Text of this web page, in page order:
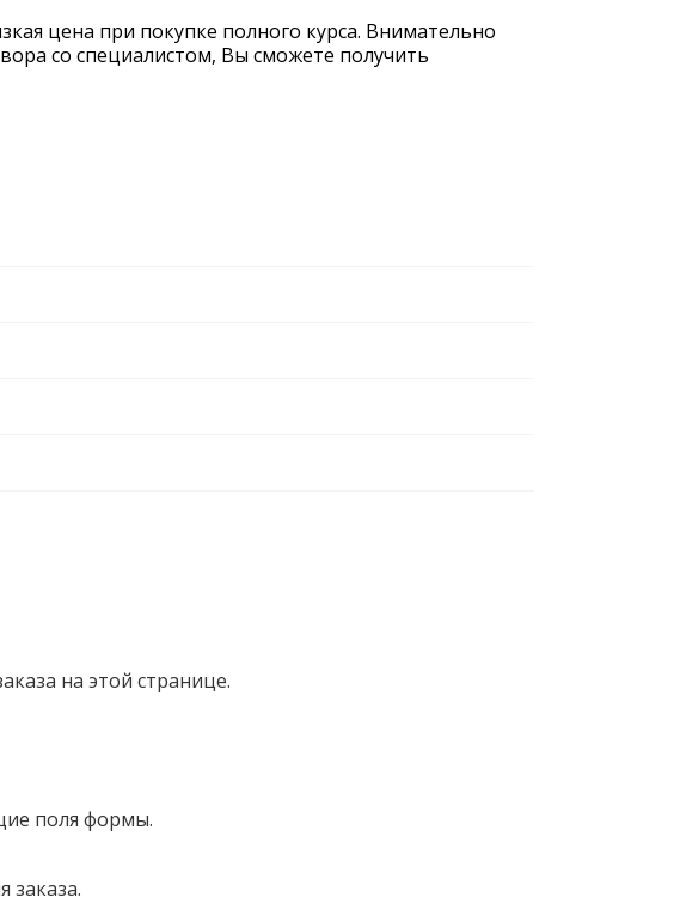
цена при покупке полного курса. Внимательно
со специалистом, Вы сможете получить
на этой странице.
поля формы.
заказа.